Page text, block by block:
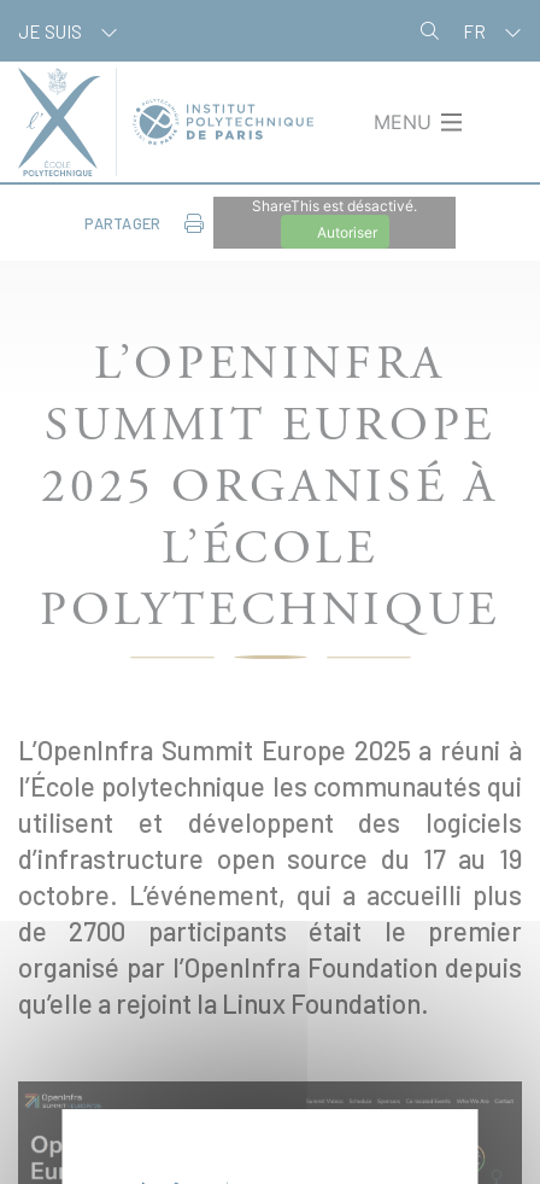
au
contenu
principal
JE SUIS FR
MENU
PARTAGER
ShareThis est désactivé.
Autoriser
L’OPENINFRA
SUMMIT EUROPE
2025 ORGANISÉ À
L’ÉCOLE
POLYTECHNIQUE
L’OpenInfra Summit Europe 2025 a réuni à
l’École polytechnique les communautés qui
utilisent et développent des logiciels
d’infrastructure open source du 17 au 19
octobre. L’événement, qui a accueilli plus
de 2700 participants était le premier
organisé par l’OpenInfra Foundation depuis
qu’elle a rejoint la Linux Foundation.